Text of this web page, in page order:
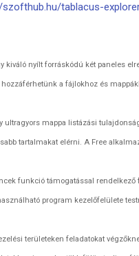
tablacus-
kiváló nyílt forráskódú két paneles
a fájlokhoz és
ultragyors mappa listázási
tartalmakat elérni. A Free
funkció támogatással
program kezelőfelülete
területeken feladatokat